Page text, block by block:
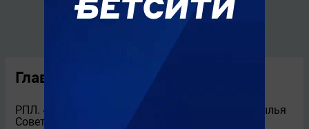
Главные новости
РПЛ. «Балтика» на выезде легко обыграла «Крылья
Советов» (2:0)